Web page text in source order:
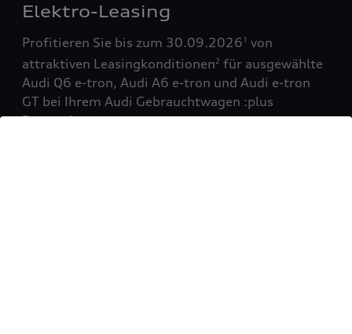
Elektro-Leasing
Profitieren Sie bis zum 30.09.20261 von
attraktiven Leasingkonditionen2 für ausgewählte
Audi Q6 e-tron, Audi A6 e-tron und Audi e-tron
GT bei Ihrem Audi Gebrauchtwagen :plus
Partner!